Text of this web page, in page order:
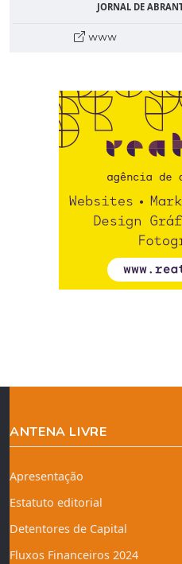
JORNAL DE
www
ANTENA LIVRE
Apresentação
Estatuto editorial
Detentores de Capital
Fluxos Financeiros 2024